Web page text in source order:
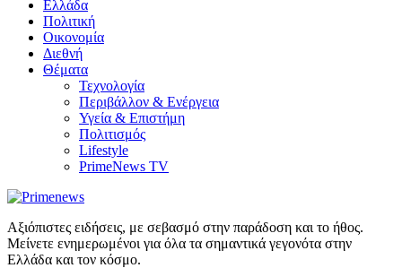
Ελλάδα
Πολιτική
Οικονομία
Διεθνή
Θέματα
Τεχνολογία
Περιβάλλον & Ενέργεια
Υγεία & Επιστήμη
Πολιτισμός
Lifestyle
PrimeNews TV
Αξιόπιστες ειδήσεις, με σεβασμό στην παράδοση και το ήθος.
Μείνετε ενημερωμένοι για όλα τα σημαντικά γεγονότα στην
Ελλάδα και τον κόσμο.